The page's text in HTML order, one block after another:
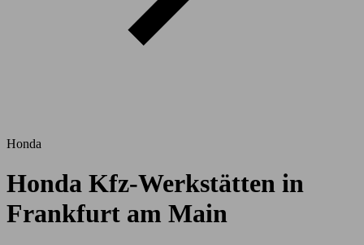
Honda
Honda Kfz-Werkstätten in
Frankfurt am Main